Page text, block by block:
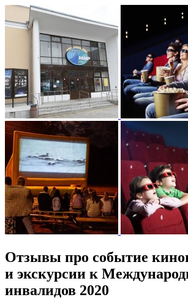
Отзывы про событие
и экскурсии к
инвалидов 2020